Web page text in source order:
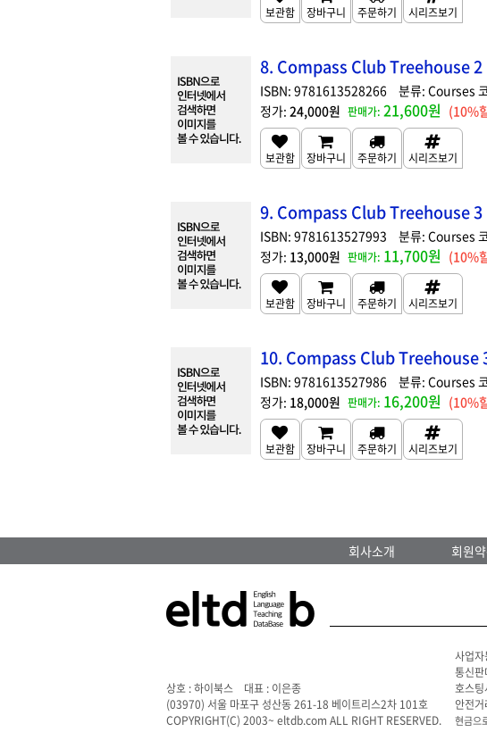
8. Compass Club Treehouse 2
9781613528266 Courses
24,000원
21,600원 (10%
9. Compass Club Treehouse 3
9781613527993 Courses
13,000원
11,700원 (10%
10. Compass Club Treehouse
9781613527986 Courses
18,000원
16,200원 (10%
회사소개 회원
상호 : 하이북스 대표 : 이은종
(03970) 서울 마포구 성산동 261-18 베이트리스2차 101호
COPYRIGHT(C) 2003~ eltdb.com ALL RIGHT RESERVED.
사업
통신
호스
안전
현금으